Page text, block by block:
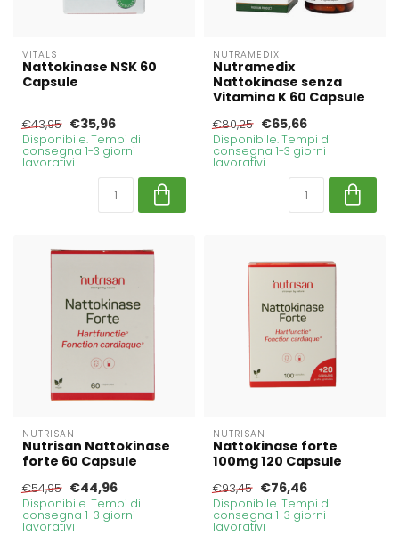
VITALS
Nattokinase NSK 60
Capsule
€43,95 €35,96
Disponibile. Tempi di
consegna 1-3 giorni
lavorativi
NUTRAMEDIX
Nutramedix
Nattokinase senza
Vitamina K 60 Capsule
€80,25 €65,66
Disponibile. Tempi di
consegna 1-3 giorni
lavorativi
NUTRISAN
Nutrisan Nattokinase
forte 60 Capsule
€54,95 €44,96
Disponibile. Tempi di
consegna 1-3 giorni
lavorativi
NUTRISAN
Nattokinase forte
100mg 120 Capsule
€93,45 €76,46
Disponibile. Tempi di
consegna 1-3 giorni
lavorativi